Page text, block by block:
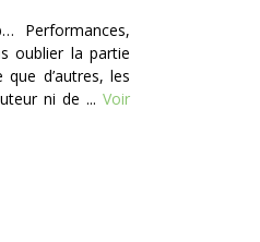
Performances,
oublier la partie
d’autres, les
ni de ... Voir